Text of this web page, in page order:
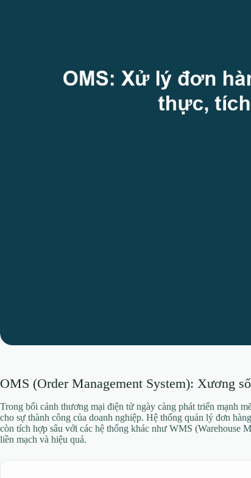
OMS (Order Management System): Xương
Trong bối cảnh thương mại điện tử ngày càng phát triển mạnh
cho sự thành công của doanh nghiệp. Hệ thống quản lý đơn
còn tích hợp sâu với các hệ thống khác như WMS (Warehouse
liền mạch và hiệu quả.